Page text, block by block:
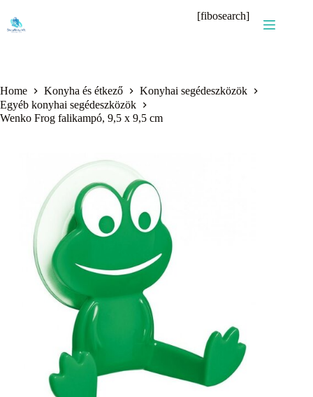
content
[fibosearch]
Home Konyha és étkező
Konyhai segédeszközök
Egyéb konyhai segédeszközök
Wenko Frog falikampó, 9,5 x 9,5 cm